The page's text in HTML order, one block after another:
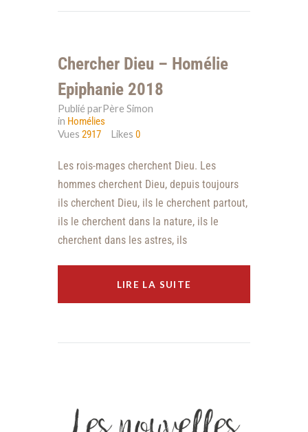
Chercher Dieu – Homélie
Epiphanie 2018
Publié parPère Simon
in Homélies
Vues 2917 Likes0
Les rois-mages cherchent Dieu. Les
hommes cherchent Dieu, depuis toujours
ils cherchent Dieu, ils le cherchent partout,
ils le cherchent dans la nature, ils le
cherchent dans les astres, ils
LIRE LA SUITE